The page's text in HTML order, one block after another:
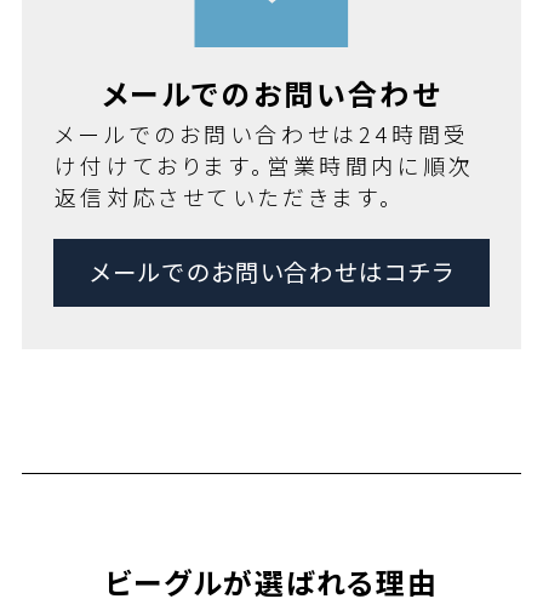
メールでのお問い合わせ
メールでのお問い合わせは24時間受
け付けております。営業時間内に順次
返信対応させていただきます。
メールでのお問い合わせはコチラ
ビーグルが選ばれる理由